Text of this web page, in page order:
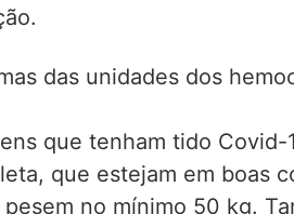
das unidades dos
que tenham tido Covid-
que estejam em boas
no mínimo 50 kg.